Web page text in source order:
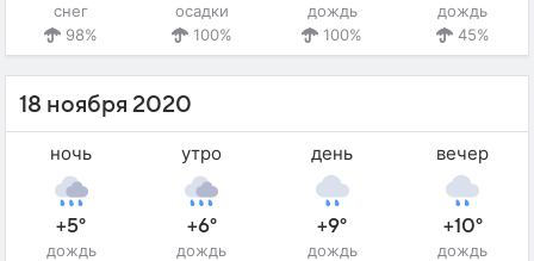
снег
98%
осадки
100%
дождь
100%
дождь
45%
18 ноября 2020
ночь
+5°
дождь
утро
+6°
дождь
день
+9°
дождь
вечер
+10°
дождь